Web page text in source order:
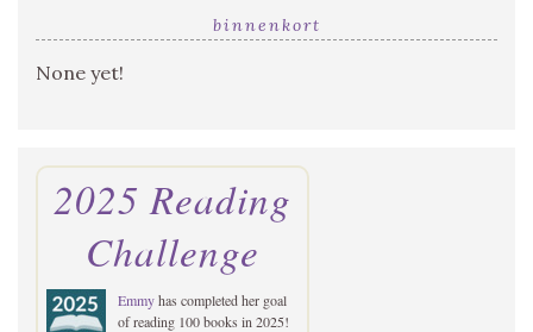
binnenkort
None yet!
2025 Reading
Challenge
Emmyhas completed her goal
of reading 100 books in 2025!